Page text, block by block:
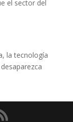
el sector del
la tecnología